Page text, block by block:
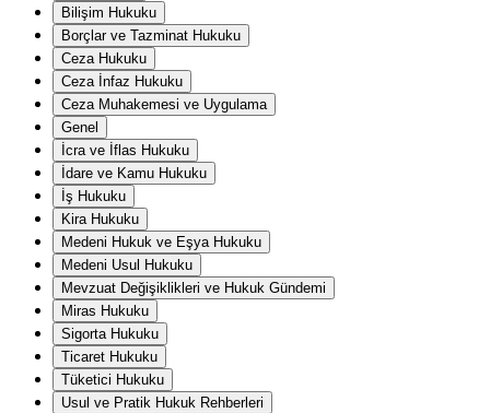
Bilişim Hukuku
Borçlar ve Tazminat Hukuku
Ceza Hukuku
Ceza İnfaz Hukuku
Ceza Muhakemesi ve Uygulama
Genel
İcra ve İflas Hukuku
İdare ve Kamu Hukuku
İş Hukuku
Kira Hukuku
Medeni Hukuk ve Eşya Hukuku
Medeni Usul Hukuku
Mevzuat Değişiklikleri ve Hukuk Gündemi
Miras Hukuku
Sigorta Hukuku
Ticaret Hukuku
Tüketici Hukuku
Usul ve Pratik Hukuk Rehberleri